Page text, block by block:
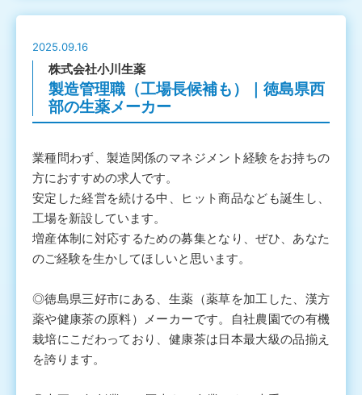
2025.09.16
株式会社小川生薬
製造管理職（工場長候補も）｜徳島県西
部の生薬メーカー
業種問わず、製造関係のマネジメント経験をお持ちの
方におすすめの求人です。
安定した経営を続ける中、ヒット商品なども誕生し、
工場を新設しています。
増産体制に対応するための募集となり、ぜひ、あなた
のご経験を生かしてほしいと思います。
◎徳島県三好市にある、生薬（薬草を加工した、漢方
薬や健康茶の原料）メーカーです。自社農園での有機
栽培にこだわっており、健康茶は日本最大級の品揃え
を誇ります。